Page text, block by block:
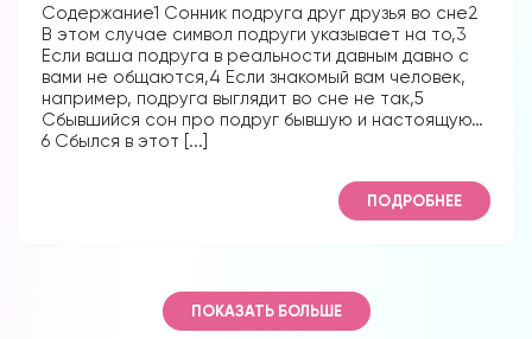
Содержание1 Сонник подруга друг друзья во сне2
В этом случае символ подруги указывает на то,3
Если ваша подруга в реальности давным давно с
вами не общаются,4 Если знакомый вам человек,
например, подруга выглядит во сне не так,5
Сбывшийся сон про подруг бывшую и настоящую…
6 Сбылся в этот [...]
ПОДРОБНЕЕ
ПОКАЗАТЬ БОЛЬШЕ